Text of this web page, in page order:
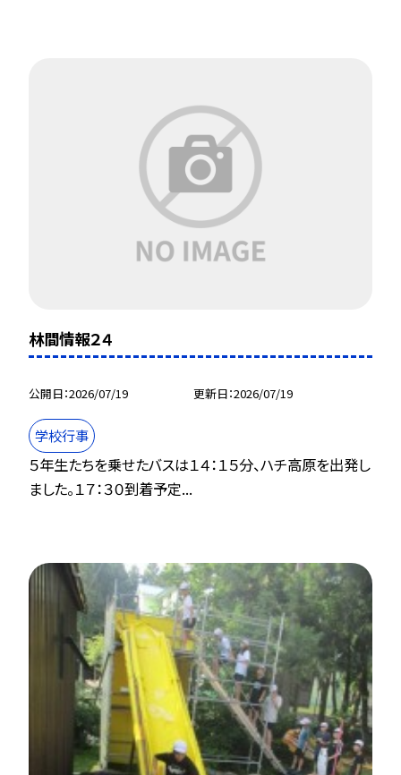
林間情報２４
公開日 2026/07/19 更新日 2026/07/19
学校行事
５年生たちを乗せたバスは１４：１５分、ハチ高原を出発し
ました。１７：３０到着予定...